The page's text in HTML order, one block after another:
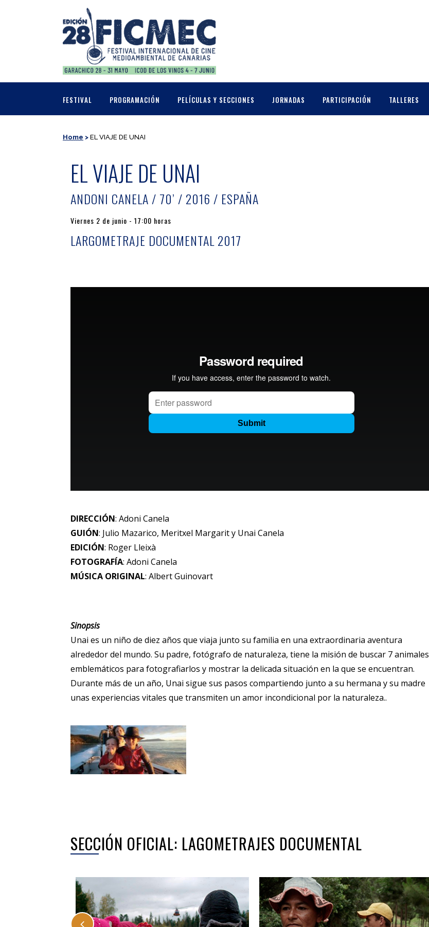
FESTIVAL PROGRAMACIÓN PELÍCULAS Y SECCIONES JORNADAS PARTICIPACIÓN TALLERES
Home > EL VIAJE DE UNAI
EL VIAJE DE UNAI
ANDONI CANELA / 70’ / 2016 / ESPAÑA
Viernes 2 de junio - 17:00 horas
LARGOMETRAJE DOCUMENTAL 2017
DIRECCIÓN: Adoni Canela
GUIÓN: Julio Mazarico, Meritxel Margarit y Unai Canela
EDICIÓN: Roger Lleixà
FOTOGRAFÍA: Adoni Canela
MÚSICA ORIGINAL: Albert Guinovart
Sinopsis
Unai es un niño de diez años que viaja junto su familia en una extraordinaria aventura
alrededor del mundo. Su padre, fotógrafo de naturaleza, tiene la misión de buscar 7 animales
emblemáticos para fotografiarlos y mostrar la delicada situación en la que se encuentran.
Durante más de un año, Unai sigue sus pasos compartiendo junto a su hermana y su madre
unas experiencias vitales que transmiten un amor incondicional por la naturaleza..
SECCIÓN OFICIAL: LAGOMETRAJES DOCUMENTAL